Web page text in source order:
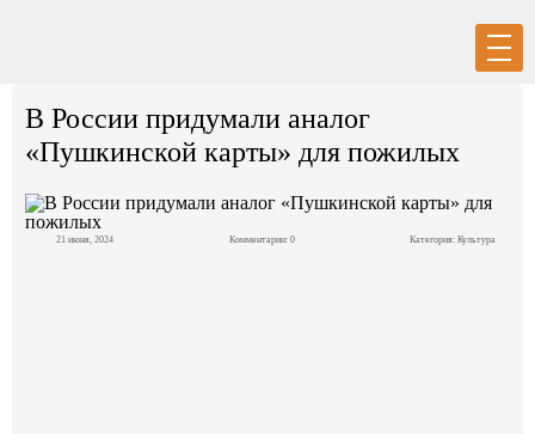
В России придумали аналог
«Пушкинской карты» для пожилых
21 июня, 2024 Комментарии: 0 Категория: Культура